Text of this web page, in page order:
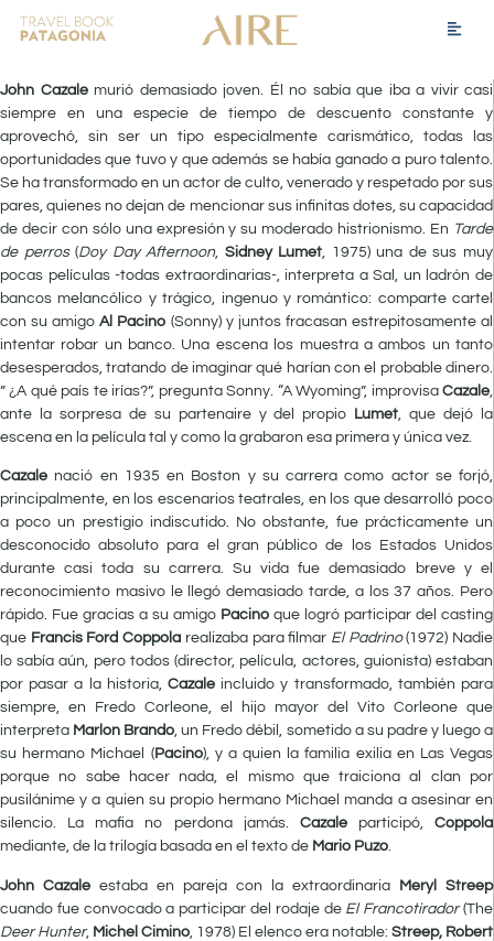
John Cazalemurió demasiado joven. Él no sabía que iba a vivir casi
siempre en una especie de tiempo de descuento constante y
aprovechó, sin ser un tipo especialmente carismático, todas las
oportunidades que tuvo y que además se había ganado a puro talento.
Se ha transformado en un actor de culto, venerado y respetado por sus
pares, quienes no dejan de mencionar sus infinitas dotes, su capacidad
de decir con sólo una expresión y su moderado histrionismo. En Tarde
de perros(Doy Day Afternoon, Sidney Lumet, 1975) una de sus muy
pocas películas -todas extraordinarias-, interpreta a Sal, un ladrón de
bancos melancólico y trágico, ingenuo y romántico: comparte cartel
con su amigoAl Pacino (Sonny) y juntos fracasan estrepitosamente al
intentar robar un banco. Una escena los muestra a ambos un tanto
desesperados, tratando de imaginar qué harían con el probable dinero.
” ¿A qué país te irías?”, pregunta Sonny. “A Wyoming”, improvisa Cazale,
ante la sorpresa de su partenaire y del propio
Lumet, que dejó la
escena en la película tal y como la grabaron esa primera y única vez.
Cazale nació en 1935 en Boston y su carrera como actor se forjó,
principalmente, en los escenarios teatrales, en los que desarrolló poco
a poco un prestigio indiscutido. No obstante, fue prácticamente un
desconocido absoluto para el gran público de los Estados Unidos
durante casi toda su carrera. Su vida fue demasiado breve y el
reconocimiento masivo le llegó demasiado tarde, a los 37 años. Pero
rápido. Fue gracias a su amigo Pacino que logró participar del casting
que Francis Ford Coppola realizaba para filmar El Padrino(1972) Nadie
lo sabía aún, pero todos (director, película, actores, guionista) estaban
por pasar a la historia, Cazale incluido y transformado, también para
siempre, en Fredo Corleone, el hijo mayor del Vito Corleone que
interpreta Marlon Brando, un Fredo débil, sometido a su padre y luego a
su hermano Michael (Pacino), y a quien la familia exilia en Las Vegas
porque no sabe hacer nada, el mismo que traiciona al clan por
pusilánime y a quien su propio hermano Michael manda a asesinar en
silencio. La mafia no perdona jamás. Cazaleparticipó, Coppola
mediante, de la trilogía basada en el texto de Mario Puzo.
John Cazale estaba en pareja con la extraordinaria Meryl Streep
cuando fue convocado a participar del rodaje deEl Francotirador(The
Deer Hunter, Michel Cimino , 1978) El elenco era notable: Streep, Robert